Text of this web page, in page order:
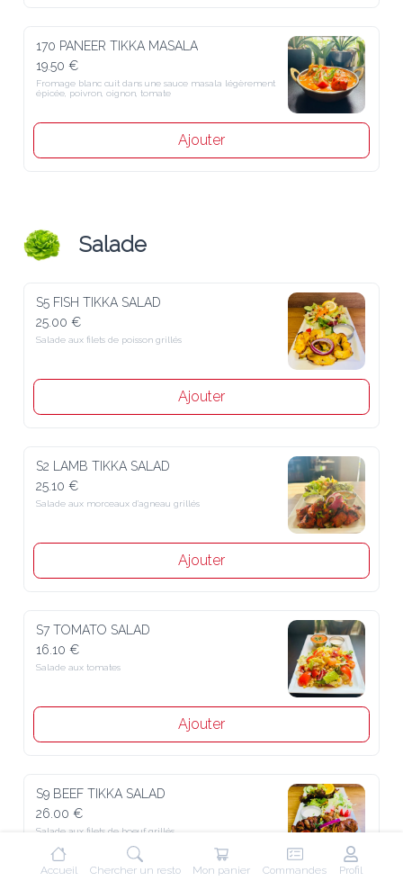
170 PANEER TIKKA MASALA
19.50 €
Fromage blanc cuit dans une sauce masala légèrement épicée,
poivron, oignon, tomate
Ajouter
Salade
S5 FISH TIKKA SALAD
25.00 €
Salade aux filets de poisson grillés
Ajouter
S2 LAMB TIKKA SALAD
25.10 €
Salade aux morceaux d’agneau grillés
Ajouter
S7 TOMATO SALAD
16.10 €
Salade aux tomates
Ajouter
S9 BEEF TIKKA SALAD
26.00 €
Salade aux filets de boeuf grillés
Accueil Chercher un resto Mon panier Commandes Profil